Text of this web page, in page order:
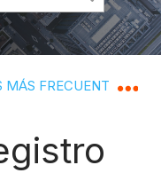
global
MÁS FRECUENTES